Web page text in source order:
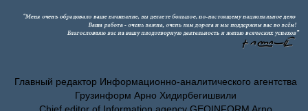
Главный редактор Информационно-аналитического агентства
Грузинформ Арно Хидирбегишвили
Chief editor of Information agency GEOINFORM Arno